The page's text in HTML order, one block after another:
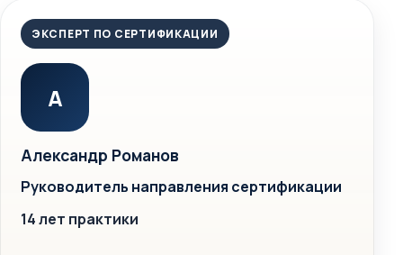
ЭКСПЕРТ ПО СЕРТИФИКАЦИИ
А
Александр Романов
Руководитель направления сертификации
14 лет практики